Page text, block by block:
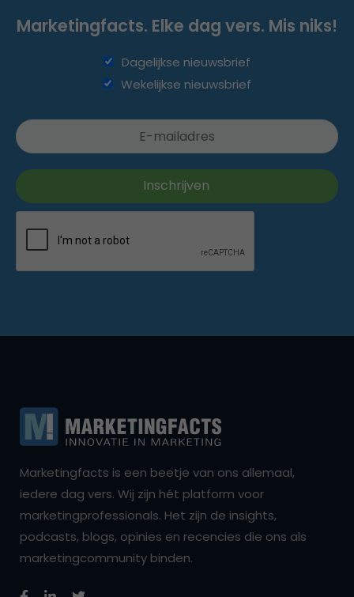
Marketingfacts. Elke dag vers. Mis niks!
Dagelijkse nieuwsbrief
Wekelijkse nieuwsbrief
Marketingfacts is een beetje van ons allemaal,
iedere dag vers. Wij zijn hét platform voor
marketingprofessionals. Het zijn de insights,
podcasts, blogs, opinies en recencies die ons als
marketingcommunity binden.